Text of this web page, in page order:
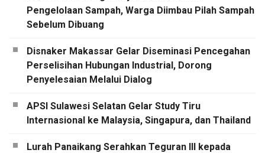
Pengelolaan Sampah, Warga Diimbau Pilah Sampah
Sebelum Dibuang
Disnaker Makassar Gelar Diseminasi Pencegahan
Perselisihan Hubungan Industrial, Dorong
Penyelesaian Melalui Dialog
APSI Sulawesi Selatan Gelar Study Tiru
Internasional ke Malaysia, Singapura, dan Thailand
Lurah Panaikang Serahkan Teguran III kepada